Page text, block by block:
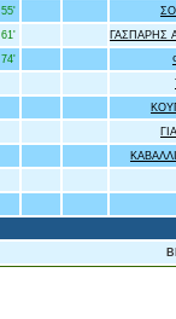
55'
61'
ΓΑΣΠΑΡΗΣ
74'